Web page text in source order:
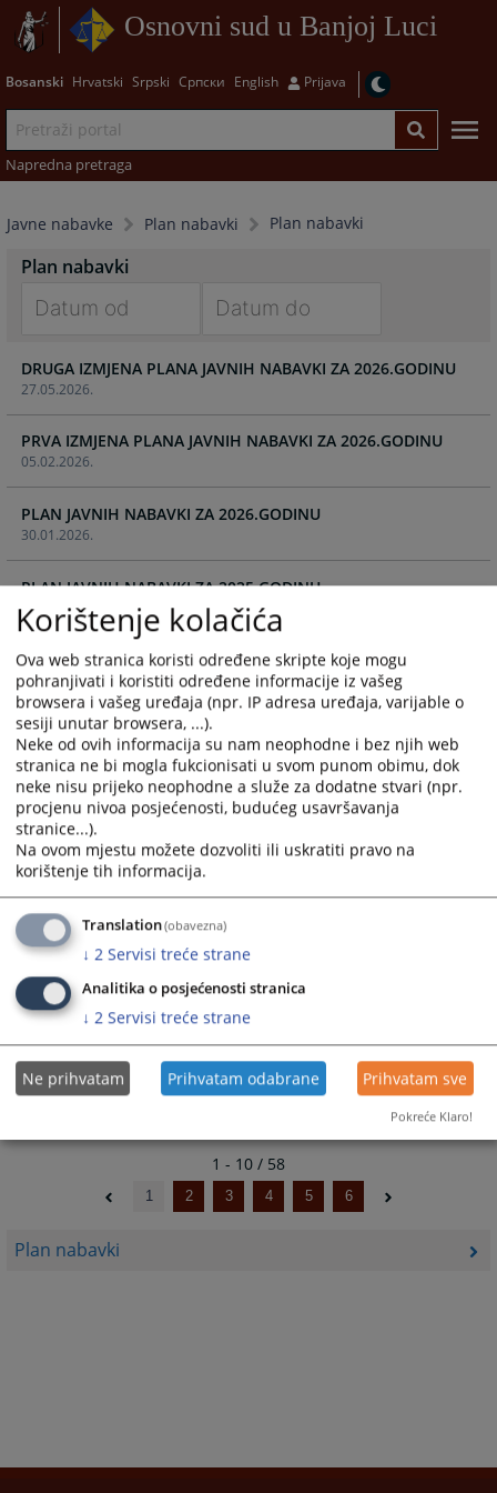
Osnovni sud u Banjoj Luci
Bosanski Hrvatski Srpski Српски English Prijava
Napredna pretraga
Javne nabavke Plan nabavki Plan nabavki
Plan nabavki
Plan nabavki
forward
to
interact
with
the
calendar
and
select
a
date.
Press
the
question
mark
key
to
get
the
keyboard
shortcuts
for
changing
forward
interact
with
calendar
and
a
date.
Press
the
question
mark
key
to
get
the
keyboard
for
changing
27.05.2026.
DRUGA IZMJENA PLANA JAVNIH NABAVKI ZA 2026.GODINU
05.02.2026.
PRVA IZMJENA PLANA JAVNIH NABAVKI ZA 2026.GODINU
30.01.2026.
PLAN JAVNIH NABAVKI ZA 2026.GODINU
17.01.2025.
PLAN JAVNIH NABAVKI ZA 2025.GODINU
17.01.2025.
TREĆA IZMJENA PLANA JAVNIH NABAVKI ZA 2024.GODINU
17.01.2025.
PETA IZMJENA PLANA JAVNIH NABAVKI ZA 2024.GODINU -
Copy
17.01.2025.
ŠESTA IZMJENA PLANA JAVNIH NABAVKI ZA 2024.GODINU
17.01.2025.
ČETVRTA IZMJENA PLANA JAVNIH NABAVKI ZA 2024.GODINU
01.10.2024.
DRUGA IZMJENA PLANA JAVNIH NABAVKI ZA 2024.GODINU
20.09.2024.
PRVA IZMJENA PLANA JAVNIH NABAVKI ZA 2024.GODINU
1 - 10 / 58
1 2 3 4 5 6
Korištenje kolačića
Ova web stranica koristi određene skripte koje mogu
pohranjivati i koristiti određene informacije iz vašeg
browsera i vašeg uređaja (npr. IP adresa uređaja, varijable o
sesiji unutar browsera, ...).
Neke od ovih informacija su nam neophodne i bez njih web
stranica ne bi mogla fukcionisati u svom punom obimu, dok
neke nisu prijeko neophodne a služe za dodatne stvari (npr.
procjenu nivoa posjećenosti, budućeg usavršavanja
stranice...).
Na ovom mjestu možete dozvoliti ili uskratiti pravo na
korištenje tih informacija.
Translation(obavezna)
↓ 2 Servisi treće strane
Analitika o posjećenosti stranica
↓ 2 Servisi treće strane
Ne prihvatam Prihvatam odabrane Prihvatam sve
Pokreće Klaro!